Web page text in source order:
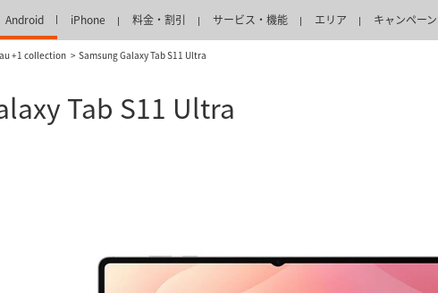
Android iPhone 料金・割引 サービス・機能 エリア キャンペーン
au +1 collection Samsung Galaxy Tab S11 Ultra
Tab S11 Ultra